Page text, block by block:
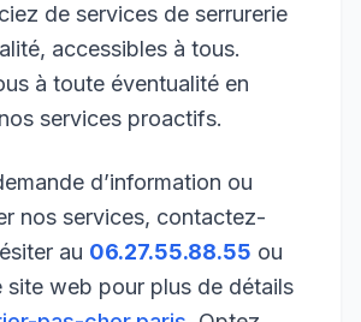
de services de serrurerie
accessibles à tous.
à toute éventualité en
services proactifs.
d’information ou
nos services, contactez-
au 06.27.55.88.55 ou
site web pour plus de détails